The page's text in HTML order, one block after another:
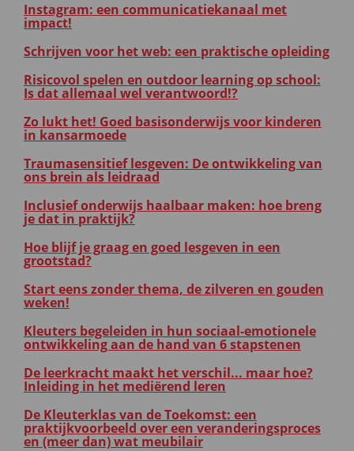
Instagram: een communicatiekanaal met
impact!
Schrijven voor het web: een praktische opleiding
Risicovol spelen en outdoor learning op school:
Is dat allemaal wel verantwoord!?
Zo lukt het! Goed basisonderwijs voor kinderen
in kansarmoede
Traumasensitief lesgeven: De ontwikkeling van
ons brein als leidraad
Inclusief onderwijs haalbaar maken: hoe breng
je dat in praktijk?
Hoe blijf je graag en goed lesgeven in een
grootstad?
Start eens zonder thema, de zilveren en gouden
weken!
Kleuters begeleiden in hun sociaal-emotionele
ontwikkeling aan de hand van 6 stapstenen
De leerkracht maakt het verschil... maar hoe?
Inleiding in het mediërend leren
De Kleuterklas van de Toekomst: een
praktijkvoorbeeld over een veranderingsproces
en (meer dan) wat meubilair